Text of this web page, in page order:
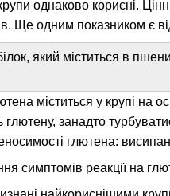
однаково корисні.
Ще одним показником є
який міститься в
міститься у крупі на
глютену, занадто
глютена:
симптомів реакції на